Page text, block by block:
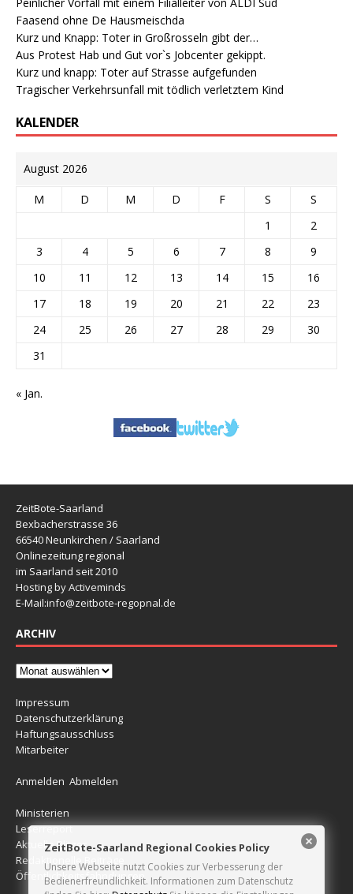
Faasend ohne De Hausmeischda
Kurz und Knapp: Toter in Großrosseln gibt der…
Aus Protest Hab und Gut vor`s Jobcenter gekippt.
Kurz und knapp: Toter auf Strasse aufgefunden
Tragischer Verkehrsunfall mit tödlich verletztem Kind
KALENDER
August 2026
M D M D F S
S
1
2
3
4 5 6 7 8
9
10
11 12 13 14 15
16
17
18 19 20 21 22
23
24
25 26 27 28 29
30
31
« Jan.
ZeitBote-Saarland
Bexbacherstrasse 36
66540 Neunkirchen / Saarland
Onlinezeitung regional
im Saarland seit 2010
Hosting by Activeminds
E-Mail:info@zeitbote-regopnal.de
ARCHIV
Impressum
Datenschutzerklärung
Haftungsausschluss
Mitarbeiter
Anmelden Abmelden
Ministerien
Leserreport
Aktuelle Blitzer
Redaktionelle Beiträge
Öffentlichkeitsfahndungen
ZeitBote-Saarland Regional Cookies Policy
Unsere Webseite nutzt Cookies zur Verbesserung der
Bedienerfreundlichkeit. Informationen zum Datenschutz